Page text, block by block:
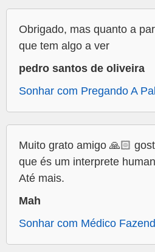
Obrigado, mas quanto a
que tem algo a ver
pedro santos de oliveira
Sonhar com Pregando A
Muito grato amigo 🙏🏻
que és um interprete
Até mais.
Mah
Sonhar com Médico